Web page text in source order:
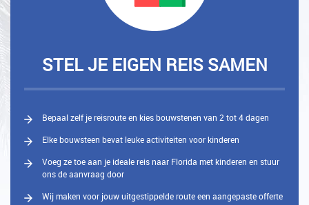
STEL JE EIGEN REIS SAMEN
Bepaal zelf je reisroute en kies bouwstenen van 2 tot 4 dagen
Elke bouwsteen bevat leuke activiteiten voor kinderen
Voeg ze toe aan je ideale reis naar Florida met kinderen en stuur
ons de aanvraag door
Wij maken voor jouw uitgestippelde route een aangepaste offerte